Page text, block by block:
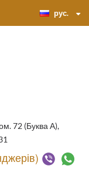
рус.
72 (Буква А),